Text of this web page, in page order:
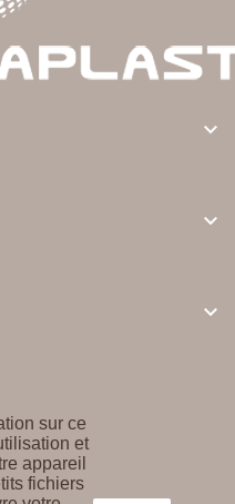



sur ce
et
appareil
fichiers
©